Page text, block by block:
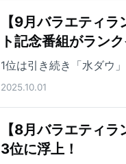
【9月バラエティ
ト記念番組がランク
1位は引き続き「水ダウ」
2025.10.01
【8月バラエティ
3位に浮上！